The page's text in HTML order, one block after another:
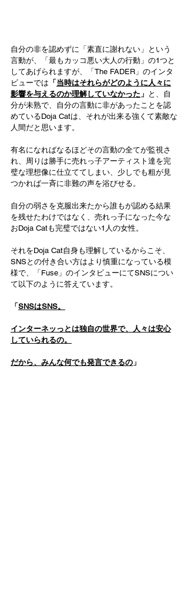
自分の非を認めずに「素直に謝れない」という
言動が、「最もカッコ悪い大人の行動」の1つと
してあげられますが、「The FADER」のインタ
ビューでは 「当時はそれらがどのように人々に
影響を与えるのか理解していなかった 」 と、自
分が未熟で、自分の言動に非があったことを認
めているDoja Catは、それが出来る強くて素敵な
人間だと思います。
有名になればなるほどその言動の全てが監視さ
れ、周りは勝手に売れっ子アーティスト達を完
璧な理想像に仕立ててしまい、少しでも粗が見
つかれば一斉に非難の声を浴びせる。
自分の弱さを克服出来たから誰もが認める結果
を残せたわけではなく、売れっ子になった今な
おDoja Catも完璧ではない1人の女性。
それをDoja Cat自身も理解しているからこそ、
SNSとの付き合い方はより慎重になっている模
様で、「Fuse」のインタビューにてSNSについ
て以下のように答えています。
「SNSはSNS。
インターネッっとは独自の世界で、人々は安心
していられるの。
だから、みんな何でも発言できるの 」